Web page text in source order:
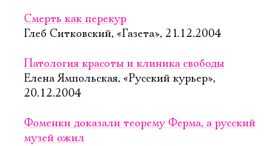
Смерть как перекур
Глеб Ситковский, «Газета», 21.12.2004
Патология красоты и клиника свободы
Елена Ямпольская, «Русский курьер»,
20.12.2004
Фоменки доказали теорему Ферма, а русский
музей ожил